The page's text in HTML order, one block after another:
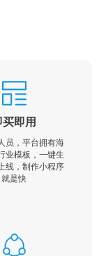
买即用
员，平台拥有海
业模板，一键生
线，制作小程序
就是快